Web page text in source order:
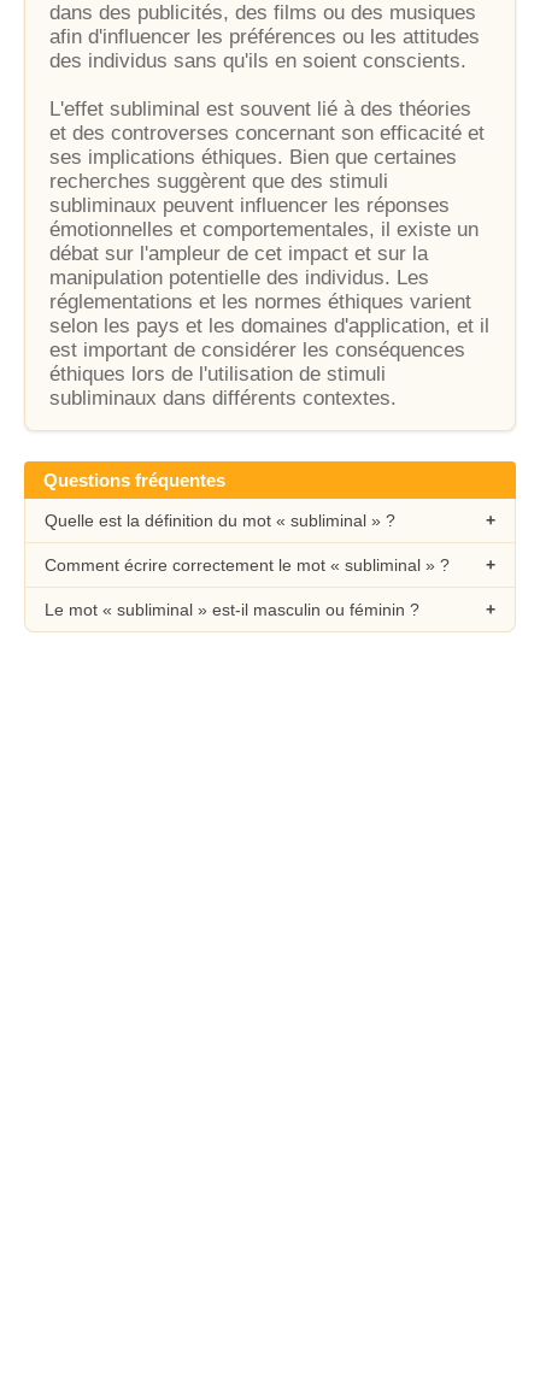
dans des publicités, des films ou des musiques
afin d'influencer les préférences ou les attitudes
des individus sans qu'ils en soient conscients.
L'effet subliminal est souvent lié à des théories
et des controverses concernant son efficacité et
ses implications éthiques. Bien que certaines
recherches suggèrent que des stimuli
subliminaux peuvent influencer les réponses
émotionnelles et comportementales, il existe un
débat sur l'ampleur de cet impact et sur la
manipulation potentielle des individus. Les
réglementations et les normes éthiques varient
selon les pays et les domaines d'application, et il
est important de considérer les conséquences
éthiques lors de l'utilisation de stimuli
subliminaux dans différents contextes.
Questions fréquentes
Quelle est la définition du mot « subliminal » ?
Comment écrire correctement le mot « subliminal » ?
Le mot « subliminal » est-il masculin ou féminin ?